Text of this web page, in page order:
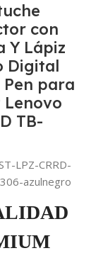
con
Y Lápiz
Digital
para
Lenovo
TB-
LPZ-CRRD-
azulnegro